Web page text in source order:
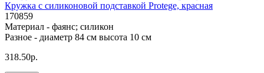
Кружка с силиконовой подставкой Protege, красная
170859
Материал - фаянс; силикон
Разное - диаметр 84 см высота 10 см
318.50р.